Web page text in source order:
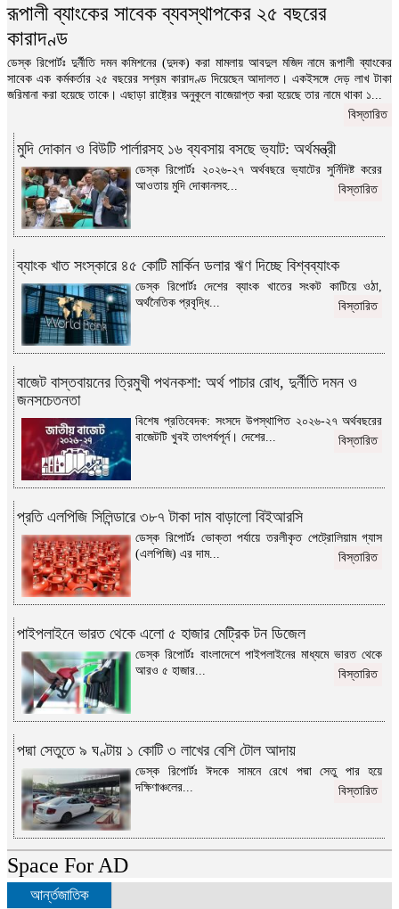
রূপালী ব্যাংকের সাবেক ব্যবস্থাপকের ২৫ বছরের
কারাদণ্ড
ডেস্ক রিপোর্টঃ দুর্নীতি দমন কমিশনের (দুদক) করা মামলায় আবদুল মজিদ নামে রূপালী ব্যাংকের
সাবেক এক কর্মকর্তার ২৫ বছরের সশ্রম কারাদণ্ড দিয়েছেন আদালত। একইসঙ্গে দেড় লাখ টাকা
জরিমানা করা হয়েছে তাকে। এছাড়া রাষ্ট্রের অনুকূলে বাজেয়াপ্ত করা হয়েছে তার নামে থাকা ১...
বিস্তারিত
মুদি দোকান ও বিউটি পার্লারসহ ১৬ ব্যবসায় বসছে ভ্যাট: অর্থমন্ত্রী
ডেস্ক রিপোর্টঃ ২০২৬-২৭ অর্থবছরে ভ্যাটের সুর্নিদিষ্ট করের
আওতায় মুদি দোকানসহ...
বিস্তারিত
ব্যাংক খাত সংস্কারে ৪৫ কোটি মার্কিন ডলার ঋণ দিচ্ছে বিশ্বব্যাংক
ডেস্ক রিপোর্টঃ দেশের ব্যাংক খাতের সংকট কাটিয়ে ওঠা,
অর্থনৈতিক প্রবৃদ্ধি...
বিস্তারিত
বাজেট বাস্তবায়নের ত্রিমুখী পথনকশা: অর্থ পাচার রোধ, দুর্নীতি দমন ও
জনসচেতনতা
বিশেষ প্রতিবেদক: সংসদে উপস্থাপিত ২০২৬-২৭ অর্থবছরের
বাজেটটি খুবই তাৎপর্যপূর্ন। দেশের...
বিস্তারিত
প্রতি এলপিজি সিলিন্ডারে ৩৮৭ টাকা দাম বাড়ালো বিইআরসি
ডেস্ক রিপোর্টঃ ভোক্তা পর্যায়ে তরলীকৃত পেট্রোলিয়াম গ্যাস
(এলপিজি) এর দাম...
বিস্তারিত
পাইপলাইনে ভারত থেকে এলো ৫ হাজার মেট্রিক টন ডিজেল
ডেস্ক রিপোর্টঃ বাংলাদেশে পাইপলাইনের মাধ্যমে ভারত থেকে
আরও ৫ হাজার...
বিস্তারিত
পদ্মা সেতুতে ৯ ঘণ্টায় ১ কোটি ৩ লাখের বেশি টোল আদায়
ডেস্ক রিপোর্টঃ ঈদকে সামনে রেখে পদ্মা সেতু পার হয়ে
দক্ষিণাঞ্চলের...
বিস্তারিত
Space For AD
আর্ন্তজাতিক